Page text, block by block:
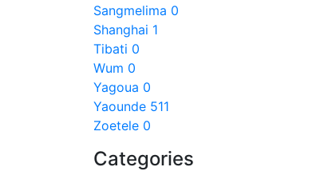
Sangmelima 0
Shanghai 1
Tibati 0
Wum 0
Yagoua 0
Yaounde 511
Zoetele 0
Categories